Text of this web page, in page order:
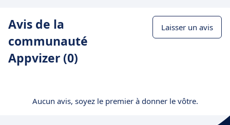
Avis de la
communauté
Appvizer (0)
Laisser un avis
Aucun avis, soyez le premier à donner le vôtre.